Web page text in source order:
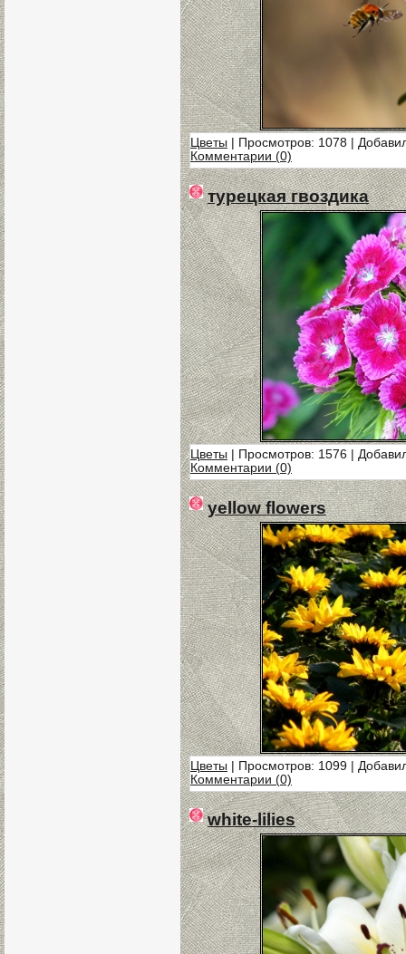
Цветы | Просмотров: 1078 |
Комментарии (0)
турецкая гвоздика
Цветы | Просмотров: 1576 |
Комментарии (0)
yellow flowers
Цветы | Просмотров: 1099 |
Комментарии (0)
white-lilies